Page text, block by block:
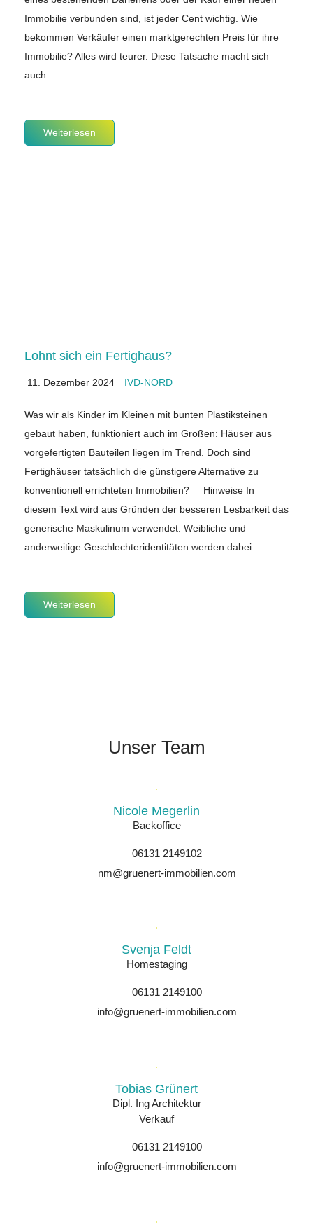
Immobilie verbunden sind, ist jeder Cent wichtig. Wie
bekommen Verkäufer einen marktgerechten Preis für ihre
Immobilie? Alles wird teurer. Diese Tatsache macht sich
auch…
Weiterlesen
Lohnt sich ein Fertighaus?
11. Dezember 2024 IVD-NORD
Was wir als Kinder im Kleinen mit bunten Plastiksteinen
gebaut haben, funktioniert auch im Großen: Häuser aus
vorgefertigten Bauteilen liegen im Trend. Doch sind
Fertighäuser tatsächlich die günstigere Alternative zu
konventionell errichteten Immobilien? Hinweise In
diesem Text wird aus Gründen der besseren Lesbarkeit das
generische Maskulinum verwendet. Weibliche und
anderweitige Geschlechteridentitäten werden dabei…
Weiterlesen
Unser Team
Nicole Megerlin
Backoffice
06131 2149102
nm@gruenert-immobilien.com
Svenja Feldt
Homestaging
06131 2149100
info@gruenert-immobilien.com
Tobias Grünert
Dipl. Ing Architektur
Verkauf
06131 2149100
info@gruenert-immobilien.com